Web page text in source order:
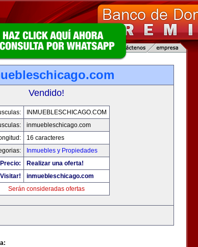
Vendido!
INMUEBLESCHICAGO.COM
inmuebleschicago.com
16 caracteres
Inmuebles y Propiedades
Precio:
Realizar una oferta!
Visitar!
inmuebleschicago.com
Serán consideradas ofertas